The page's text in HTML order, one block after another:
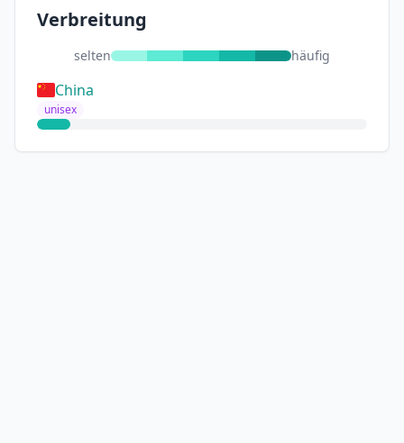
Verbreitung
selten häufig
China
unisex